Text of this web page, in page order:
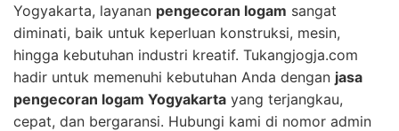
Yogyakarta, layanan pengecoran logam sangat
diminati, baik untuk keperluan konstruksi, mesin,
hingga kebutuhan industri kreatif. Tukangjogja.com
hadir untuk memenuhi kebutuhan Anda dengan jasa
pengecoran logam Yogyakarta yang terjangkau,
cepat, dan bergaransi. Hubungi kami di nomor admin